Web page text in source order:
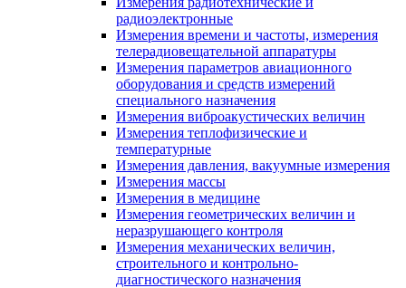
радиоэлектронные
Измерения времени и частоты, измерения
телерадиовещательной аппаратуры
Измерения параметров авиационного
оборудования и средств измерений
специального назначения
Измерения виброакустических величин
Измерения теплофизические и
температурные
Измерения давления, вакуумные измерения
Измерения массы
Измерения в медицине
Измерения геометрических величин и
неразрушающего контроля
Измерения механических величин,
строительного и контрольно-
диагностического назначения